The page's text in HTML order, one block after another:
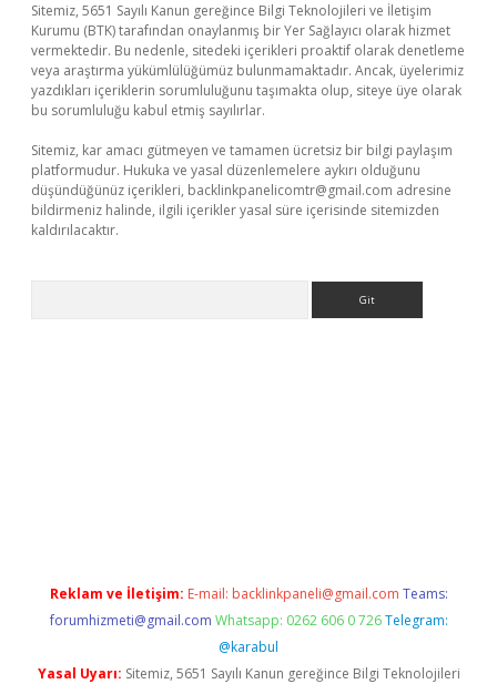
Sitemiz, 5651 Sayılı Kanun gereğince Bilgi Teknolojileri ve İletişim
Kurumu (BTK) tarafından onaylanmış bir Yer Sağlayıcı olarak hizmet
vermektedir. Bu nedenle, sitedeki içerikleri proaktif olarak denetleme
veya araştırma yükümlülüğümüz bulunmamaktadır. Ancak, üyelerimiz
yazdıkları içeriklerin sorumluluğunu taşımakta olup, siteye üye olarak
bu sorumluluğu kabul etmiş sayılırlar.
Sitemiz, kar amacı gütmeyen ve tamamen ücretsiz bir bilgi paylaşım
platformudur. Hukuka ve yasal düzenlemelere aykırı olduğunu
düşündüğünüz içerikleri, backlinkpanelicomtr@gmail.com adresine
bildirmeniz halinde, ilgili içerikler yasal süre içerisinde sitemizden
kaldırılacaktır.
Reklam ve İletişim: E-mail: backlinkpaneli@gmail.com Teams:
forumhizmeti@gmail.com Whatsapp: 0262 606 0 726 Telegram:
@karabul
Yasal Uyarı: Sitemiz, 5651 Sayılı Kanun gereğince Bilgi Teknolojileri